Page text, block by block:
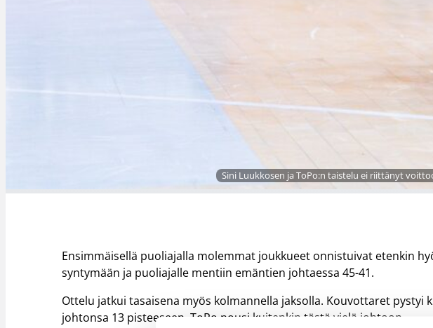
Sini Luukkosen ja ToPo:n taistelu ei riittänyt
Ensimmäisellä puoliajalla molemmat joukkueet onnistuivat etenkin
syntymään ja puoliajalle mentiin emäntien johtaessa 45-41.
Ottelu jatkui tasaisena myös kolmannella jaksolla. Kouvottaret pystyi
johtonsa 13 pisteeseen. ToPo nousi kuitenkin tästä vielä johtoon.